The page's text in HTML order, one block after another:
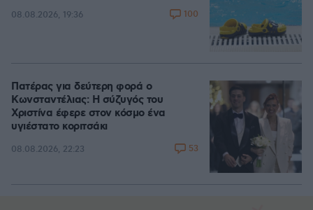
08.08.2026, 19:36 100
Πατέρας για δεύτερη φορά ο
Κωνσταντέλιας: Η σύζυγός του
Χριστίνα έφερε στον κόσμο ένα
υγιέστατο κοριτσάκι
08.08.2026, 22:23 53